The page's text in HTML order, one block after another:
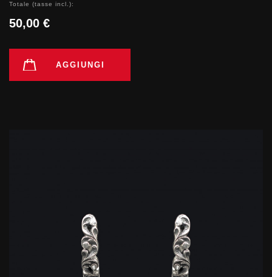
Totale (tasse incl.):
50,00 €
AGGIUNGI